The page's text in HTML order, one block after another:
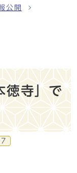
公開
徳寺」で